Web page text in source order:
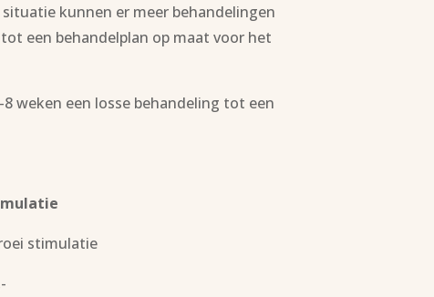
kunnen er meer behandelingen
een behandelplan op maat voor het
weken een losse behandeling tot een
stimulatie